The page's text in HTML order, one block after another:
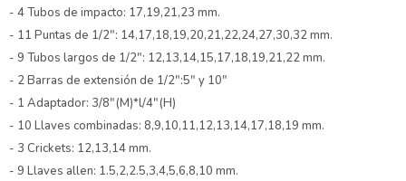
- 4 Tubos de impacto: 17,19,21,23 mm.
- 11 Puntas de 1/2": 14,17,18,19,20,21,22,24,27,30,32 mm.
- 9 Tubos largos de 1/2": 12,13,14,15,17,18,19,21,22 mm.
- 2 Barras de extensión de 1/2":5" y 10"
- 1 Adaptador: 3/8"(M)*l/4"(H)
- 10 Llaves combinadas: 8,9,10,11,12,13,14,17,18,19 mm.
- 3 Crickets: 12,13,14 mm.
- 9 Llaves allen: 1.5,2,2.5,3,4,5,6,8,10 mm.